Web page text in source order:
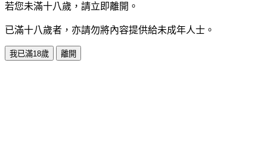
若您未滿十八歲，請立即離開。
已滿十八歲者，亦請勿將內容提供給未成年人士。
我已滿18歲 離開